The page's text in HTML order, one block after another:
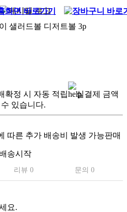
샐러드볼 디저트볼 3p
확정 시 자동 적립
실결제 금액
있습니다.
따른 추가 배송비 발생 가능판매
송시작
리뷰 0 문의 0
요.